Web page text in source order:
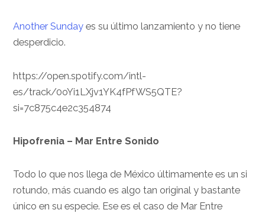
Another Sunday es su último lanzamiento y no tiene
desperdicio.
https://open.spotify.com/intl-
es/track/0oYi1LXjv1YK4fPfWS5QTE?
si=7c875c4e2c354874
Hipofrenia – Mar Entre Sonido
Todo lo que nos llega de México últimamente es un si
rotundo, más cuando es algo tan original y bastante
único en su especie. Ese es el caso de Mar Entre